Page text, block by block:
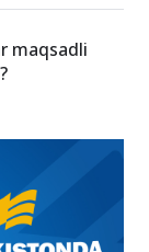
maqsadli